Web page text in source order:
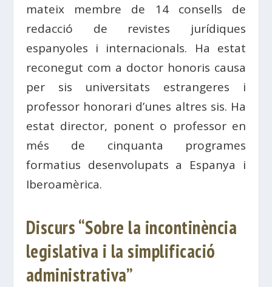
mateix membre de 14 consells de
redacció de revistes jurídiques
espanyoles i internacionals. Ha estat
reconegut com a doctor honoris causa
per sis universitats estrangeres i
professor honorari d’unes altres sis. Ha
estat director, ponent o professor en
més de cinquanta programes
formatius desenvolupats a Espanya i
Iberoamèrica.
Discurs “Sobre la incontinència
legislativa i la simplificació
administrativa”